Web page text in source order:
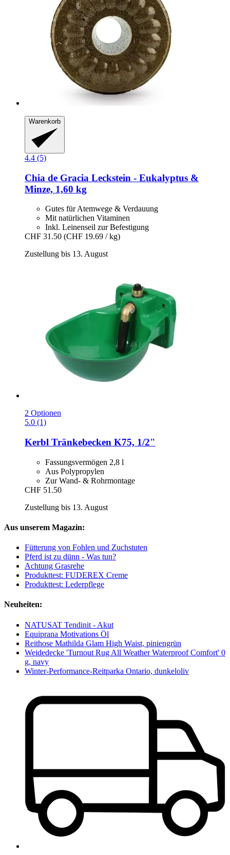
Warenkorb
4.4 (5)
Chia de Gracia Leckstein -​ Eukalyptus &
Minze, 1,60 kg
Gutes für Atemwege & Verdauung
Mit natürlichen Vitaminen
Inkl. Leinenseil zur Befestigung
CHF 31.50 (CHF 19.69 / kg)
Zustellung bis 13. August
2 Optionen
5.0 (1)
Kerbl Tränkebecken K75, 1/2"
Fassungsvermögen 2,8 l
Aus Polypropylen
Zur Wand- & Rohrmontage
CHF 51.50
Zustellung bis 13. August
Aus unserem Magazin:
Fütterung von Fohlen und Zuchstuten
Pferd ist zu dünn - Was tun?
Achtung Grasrehe
Produkttest: FUDEREX Creme
Produkttest: Lederpflege
Neuheiten:
NATUSAT Tendinit - Akut
Equiprana Motivations Öl
Reithose Mathilda Glam High Waist, piniengrün
Weidedecke 'Turnout Rug All Weather Waterproof Comfort' 0
g, navy
Winter-Performance-Reitparka Ontario, dunkeloliv